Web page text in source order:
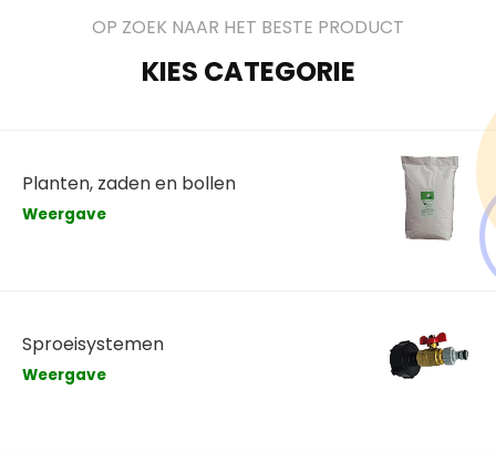
OP ZOEK NAAR HET BESTE PRODUCT
KIES CATEGORIE
Planten, zaden en bollen
Weergave
Sproeisystemen
Weergave